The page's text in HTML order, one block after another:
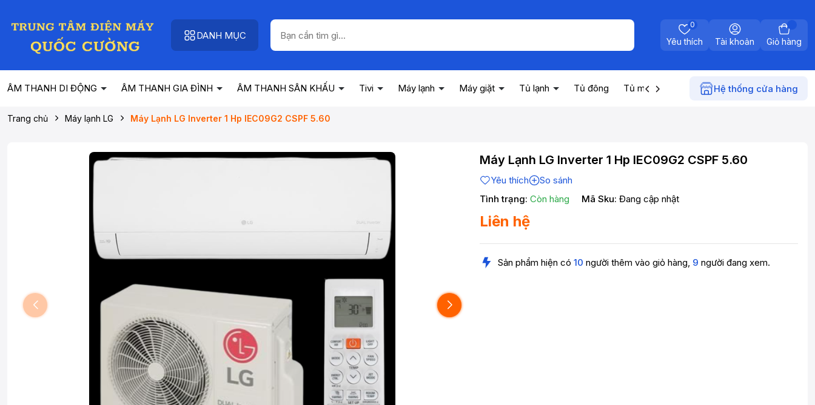
DANH MỤC
Yêu thích
0
Tài khoản Giỏ hàng
ÂM THANH DI ĐỘNG ÂM THANH GIA ĐÌNH ÂM THANH SÂN KHẤU Tivi Máy lạnh Máy giặt Tủ lạnh Tủ đông Tủ mát Máy nước nóng Điện gia
Hệ thống cửa hàng
Trang chủ Máy lạnh LG Máy Lạnh LG Inverter 1 Hp IEC09G2 CSPF 5.60
Máy Lạnh LG Inverter 1 Hp IEC09G2 CSPF 5.60
Yêu thích
So sánh
Tình trạng: Còn hàng Mã Sku: Đang cập nhật
Liên hệ
Sản phẩm hiện có 10 người thêm vào giỏ hàng, 9 người đang xem.